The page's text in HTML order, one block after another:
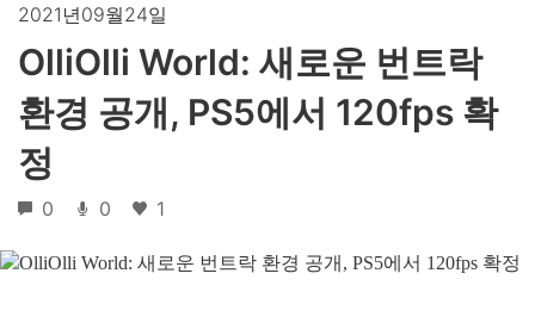
2021년09월24일
OlliOlli World: 새로운 번트락
환경 공개, PS5에서 120fps 확
정
0 0 1